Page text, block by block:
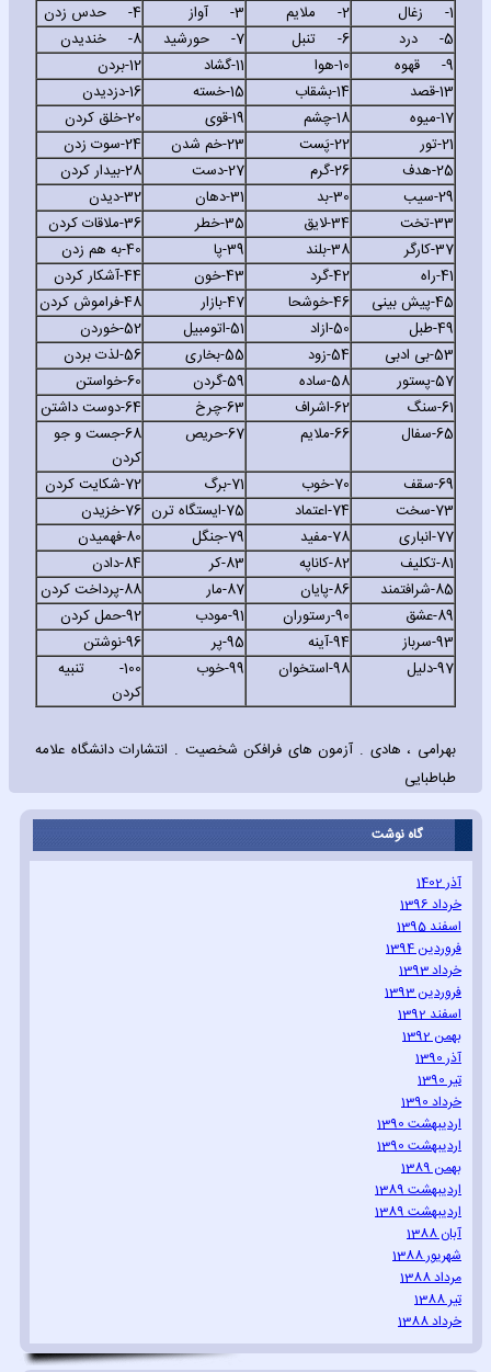
1-
زغال 2- ملایم 3- آواز 4-
حدس زدن
5-
درد 6- تنبل 7- حورشید 8-
خندیدن
9-
قهوه 10- هوا 11-گشاد 12-بردن
13-قصد 14-بشقاب 15-خسته 16-دزدیدن
17- میوه 18-چشم 19-قوی 20-خلق کردن
21-تور 22-پَست 23-خم شدن 24- سوت زدن
25- هدف 26-گرم 27-دست 28-بیدار کردن
29- سیب 30-بد 31-دهان 32-دیدن
33-تخت 34-لایق 35-خطر 36- ملاقات کردن
37-کارگر 38-بلند 39-پا 40-به هم زدن
41- راه 42-گرد 43-خون 44-آشکار کردن
45-پیش بینی 46-خوشحا 47-بازار 48-فراموش کردن
49-طبل 50- ازاد 51- اتومبیل 52-خوردن
53-بی ادبی 54- زود 55-بخاری 56- لذت بردن
57-پستور 58- ساده 59-گردن 60-خواستن
61- سنگ 62- اشراف 63-چرخ 64-دوست داشتن
65- سفال 66- ملایم 67-حریص 68-جست و جو
کردن
69- سقف 70- خوب 71- برگ 72- شکایت کردن
73- سخت 74- اعتماد 75- ایستگاه ترن 76- خزیدن
77- انباری 78- مفید 79- جنگل 80- فهمیدن
81- تکلیف 82- کاناپه 83- کر 84- دادن
85- شرافتمند 86- پایان 87- مار 88- پرداخت کردن
89- عشق 90- رستوران 91- مودب 92-حمل کردن
93- سرباز 94-آینه 95-پر 96-نوشتن
97-دلیل 98- استخوان 99-خوب 100-
تنبیه
کردن
بهرامی ، هادی . آزمون های فرافکن شخصیت . انتشارات دانشگاه علامه
طباطبایی
گاه نوشت
آذر 1402
خرداد 1396
اسفند 1395
فروردین 1394
خرداد 1393
فروردین 1393
اسفند 1392
بهمن 1392
آذر 1390
تیر 1390
خرداد 1390
اردیبهشت 1390
اردیبهشت 1390
بهمن 1389
اردیبهشت 1389
اردیبهشت 1389
آبان 1388
شهریور 1388
مرداد 1388
تیر 1388
خرداد 1388